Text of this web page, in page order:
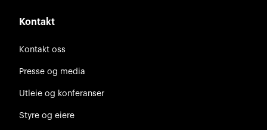
Kontakt
Kontakt oss
Presse og media
Utleie og konferanser
Styre og eiere